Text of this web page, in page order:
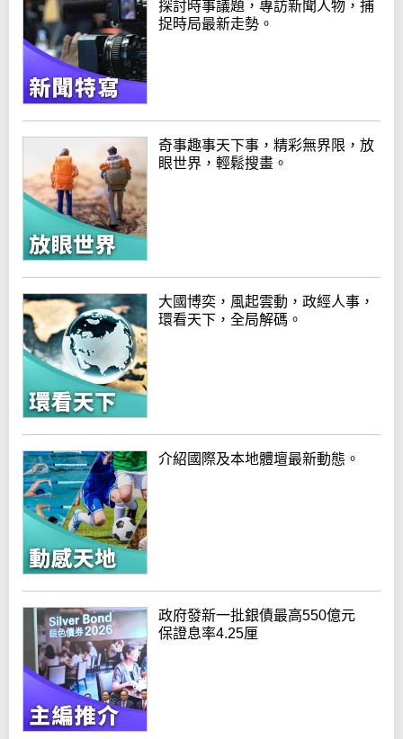
探討時事議題，專訪新聞人物，捕
捉時局最新走勢。
奇事趣事天下事，精彩無界限，放
眼世界，輕鬆搜畫。
大國博奕，風起雲動，政經人事，
環看天下，全局解碼。
介紹國際及本地體壇最新動態。
政府發新一批銀債最高550億元
保證息率4.25厘